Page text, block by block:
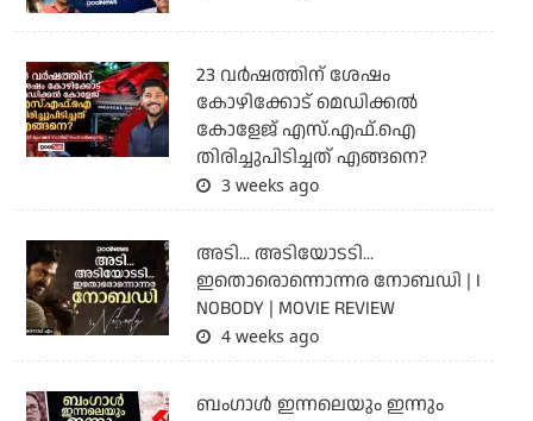
23 വർഷത്തിന് ശേഷം
കോഴിക്കോട് മെഡിക്കൽ
കോളേജ് എസ്.എഫ്.ഐ
തിരിച്ചുപിടിച്ചത് എങ്ങനെ?
3 weeks ago
അടി... അടിയോടടി...
ഇതൊരൊന്നൊന്നര നോബഡി | I
NOBODY | MOVIE REVIEW
4 weeks ago
ബംഗാള്‍ ഇന്നലെയും ഇന്നും